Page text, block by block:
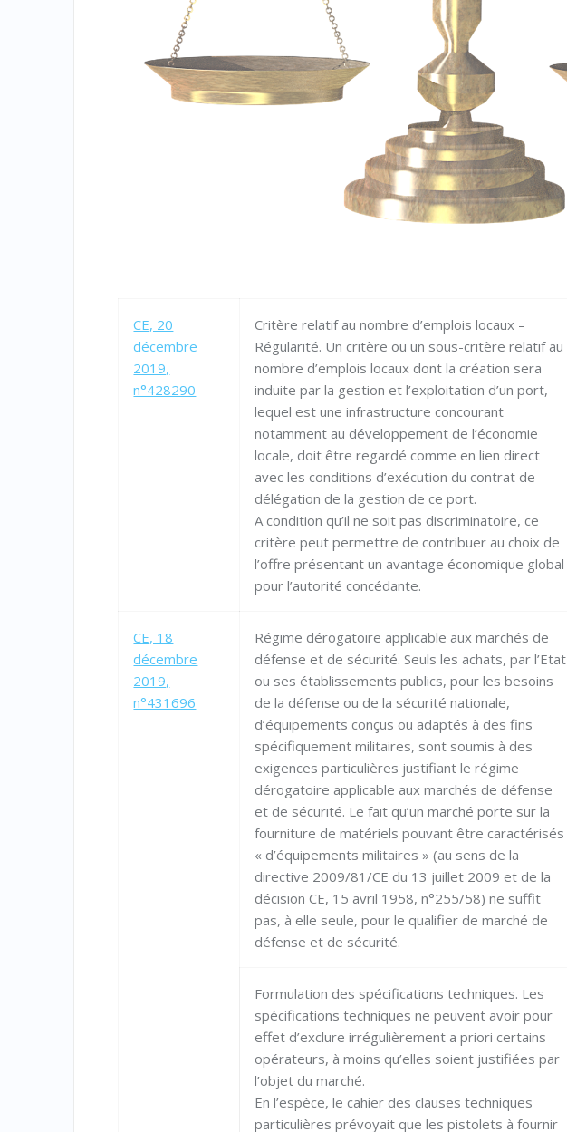
CE, 20
décembre
2019,
n°428290
Critère relatif au nombre d’emplois locaux –
Régularité. Un critère ou un sous-critère relatif au
nombre d’emplois locaux dont la création sera
induite par la gestion et l’exploitation d’un port,
lequel est une infrastructure concourant
notamment au développement de l’économie
locale, doit être regardé comme en lien direct
avec les conditions d’exécution du contrat de
délégation de la gestion de ce port.
A condition qu’il ne soit pas discriminatoire, ce
critère peut permettre de contribuer au choix de
l’offre présentant un avantage économique global
pour l’autorité concédante.
CE, 18
décembre
2019,
n°431696
Régime dérogatoire applicable aux marchés de
défense et de sécurité. Seuls les achats, par l’Etat
ou ses établissements publics, pour les besoins
de la défense ou de la sécurité nationale,
d’équipements conçus ou adaptés à des fins
spécifiquement militaires, sont soumis à des
exigences particulières justifiant le régime
dérogatoire applicable aux marchés de défense
et de sécurité. Le fait qu’un marché porte sur la
fourniture de matériels pouvant être caractérisés
« d’équipements militaires » (au sens de la
directive 2009/81/CE du 13 juillet 2009 et de la
décision CE, 15 avril 1958, n°255/58) ne suffit
pas, à elle seule, pour le qualifier de marché de
défense et de sécurité.
Formulation des spécifications techniques. Les
spécifications techniques ne peuvent avoir pour
effet d’exclure irrégulièrement a priori certains
opérateurs, à moins qu’elles soient justifiées par
l’objet du marché.
En l’espèce, le cahier des clauses techniques
particulières prévoyait que les pistolets à fournir